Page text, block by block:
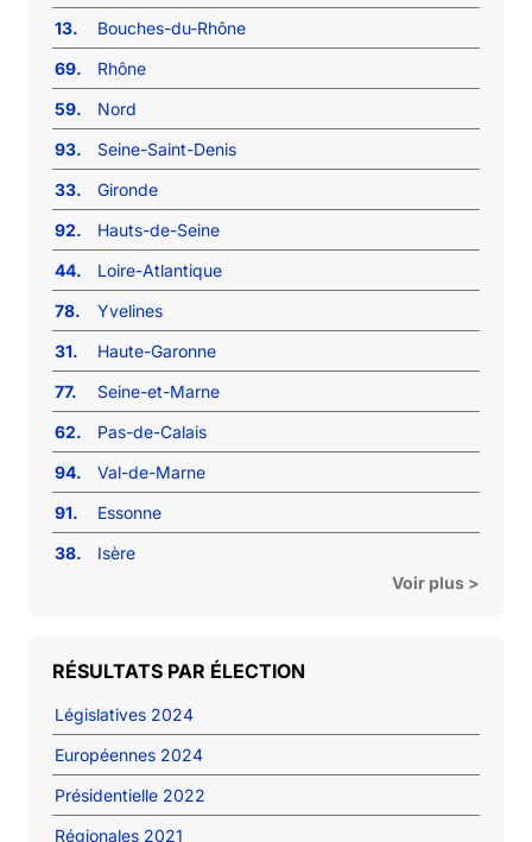
13.
Bouches-du-Rhône
69.
Rhône
59.
Nord
93.
Seine-Saint-Denis
33.
Gironde
92.
Hauts-de-Seine
44.
Loire-Atlantique
78.
Yvelines
31.
Haute-Garonne
77.
Seine-et-Marne
62.
Pas-de-Calais
94.
Val-de-Marne
91.
Essonne
38.
Isère
Voir plus >
RÉSULTATS PAR ÉLECTION
Législatives 2024
Européennes 2024
Présidentielle 2022
Régionales 2021